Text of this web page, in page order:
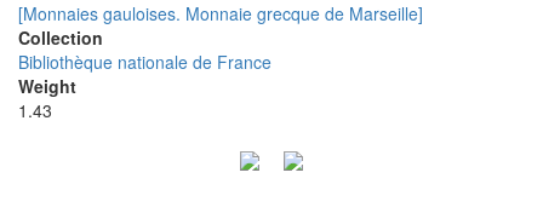
[Monnaies gauloises. Monnaie grecque de Marseille]
Collection
Bibliothèque nationale de France
Weight
1.43